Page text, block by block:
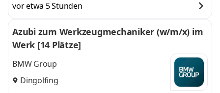
vor etwa 5 Stunden
Azubi zum Werkzeugmechaniker (w/m/x) im
Werk [14 Plätze]
BMW Group
Dingolfing